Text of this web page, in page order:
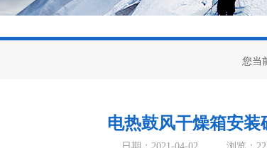
您当
电热鼓风干燥箱安装